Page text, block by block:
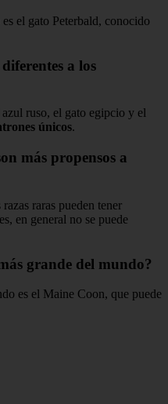
el gato Peterbald, conocido
a los
ruso, el gato egipcio y el
únicos.
más propensos a
raras pueden tener
en general no se puede
grande del mundo?
es el Maine Coon, que puede